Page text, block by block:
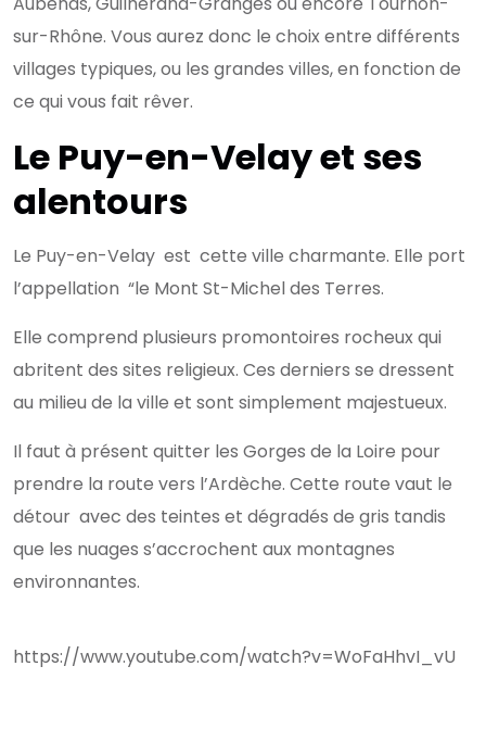
sur-Rhône. Vous aurez donc le choix entre différents
villages typiques, ou les grandes villes, en fonction de
ce qui vous fait rêver.
Le Puy-en-Velay et ses
alentours
Le Puy-en-Velay est cette ville charmante. Elle port
l’appellation “le Mont St-Michel des Terres.
Elle comprend plusieurs promontoires rocheux qui
abritent des sites religieux. Ces derniers se dressent
au milieu de la ville et sont simplement majestueux.
Il faut à présent quitter les Gorges de la Loire pour
prendre la route vers l’Ardèche. Cette route vaut le
détour avec des teintes et dégradés de gris tandis
que les nuages s’accrochent aux montagnes
environnantes.
https://www.youtube.com/watch?v=WoFaHhvI_vU